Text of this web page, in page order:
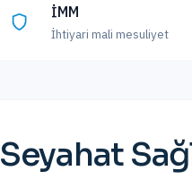
İMM
İhtiyari mali mesuliyet
Seyahat